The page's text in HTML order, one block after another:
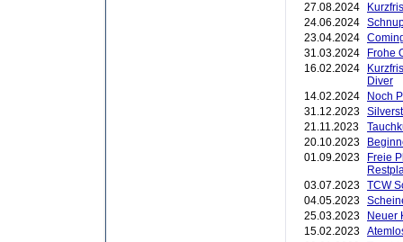
27.08.2024
24.06.2024
23.04.2024
31.03.2024
Frohe
16.02.2024
Diver
14.02.2024
Noch
31.12.2023
21.11.2023
20.10.2023
01.09.2023
Freie
03.07.2023 TCW
04.05.2023
25.03.2023
Neuer
15.02.2023